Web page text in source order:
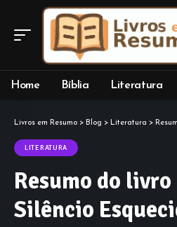
Home Bíblia Literatura
Livros em Resumo > Blog > Literatura > Resumo
LITERATURA
Resumo do livro
Silêncio